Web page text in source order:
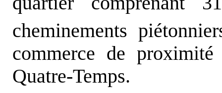
cheminements
commerce de
Quatre-Temps.